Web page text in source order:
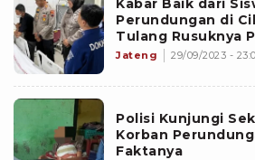
Kabar Baik dari
Perundungan di
Tulang Rusuknya
Jateng 29/09/2023 -
Polisi Kunjungi
Korban
Faktanya